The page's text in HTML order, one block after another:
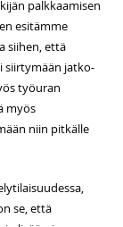
palkkaamisen
esitämme
siihen, että
siirtymään jatko-
työuran
myös
niin pitkälle
se, että